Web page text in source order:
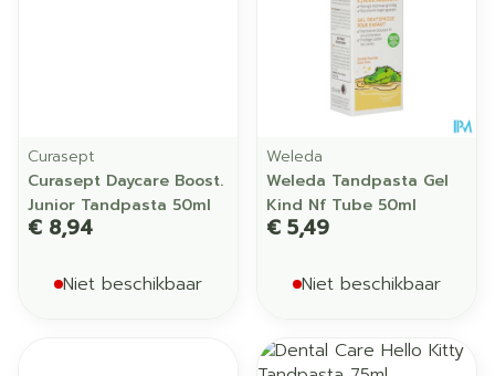
Curasept
Curasept Daycare Boost.
Junior Tandpasta 50ml
€ 8,94
Niet beschikbaar
Weleda
Weleda Tandpasta Gel
Kind Nf Tube 50ml
€ 5,49
Niet beschikbaar